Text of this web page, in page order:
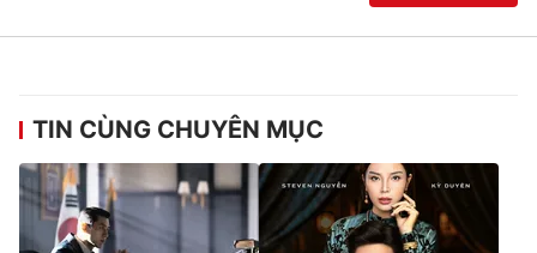
TIN CÙNG CHUYÊN MỤC